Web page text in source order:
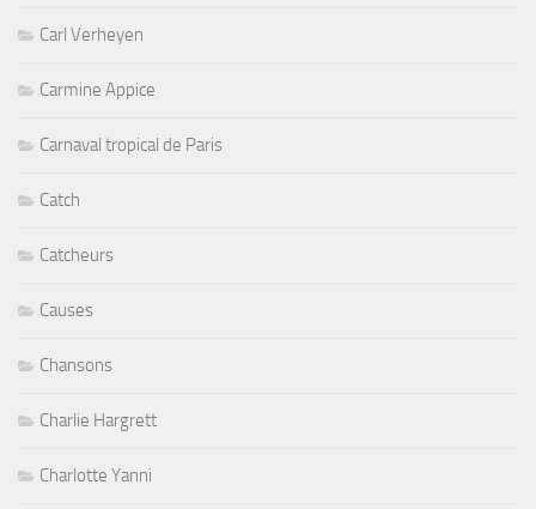
Carl Verheyen
Carmine Appice
Carnaval tropical de Paris
Catch
Catcheurs
Causes
Chansons
Charlie Hargrett
Charlotte Yanni